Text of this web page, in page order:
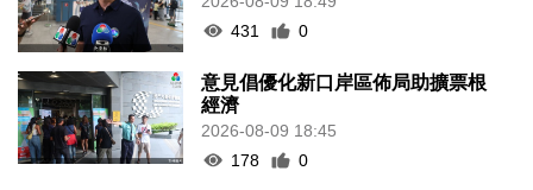
431
0
意見倡優化新口岸區佈局助擴票根
經濟
2026-08-09 18:45
178
0